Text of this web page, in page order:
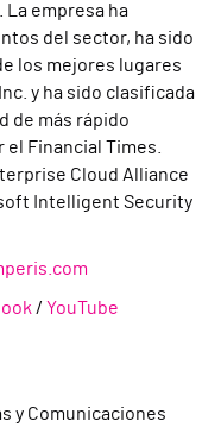
La empresa ha
del sector, ha sido
los mejores lugares
y ha sido clasificada
de más rápido
Financial Times.
Cloud Alliance
Intelligent Security
/ YouTube
y Comunicaciones